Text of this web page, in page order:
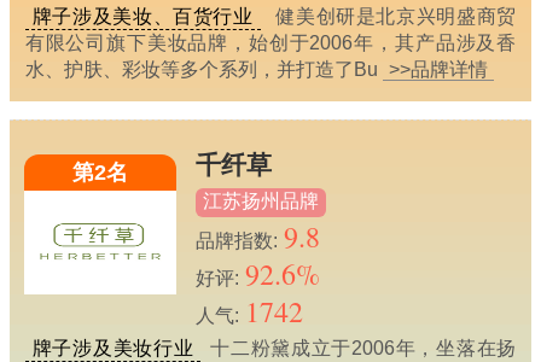
牌子涉及美妆、百货行业
健美创研是北京兴明盛商贸
有限公司旗下美妆品牌，始创于2006年，其产品涉及香
水、护肤、彩妆等多个系列，并打造了Bu >>品牌详情
第2名 千纤草
江苏扬州品牌
品牌指数: 9.8
好评: 92.6%
人气: 1742
牌子涉及美妆行业
十二粉黛成立于2006年，坐落在扬